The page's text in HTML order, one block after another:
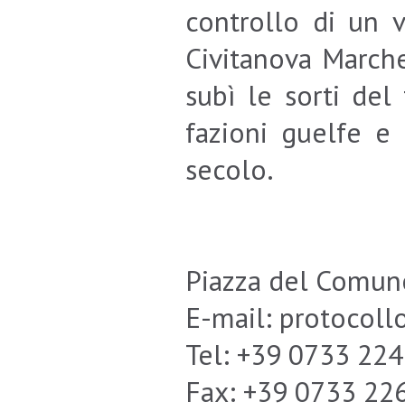
controllo di un
Civitanova
subì le sorti del
fazioni guelfe e
secolo.
Piazza del
E-mail:
Tel: +39 0733
Fax: +39 0733